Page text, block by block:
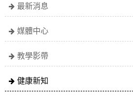
最新消息
媒體中心
教學影帶
健康新知